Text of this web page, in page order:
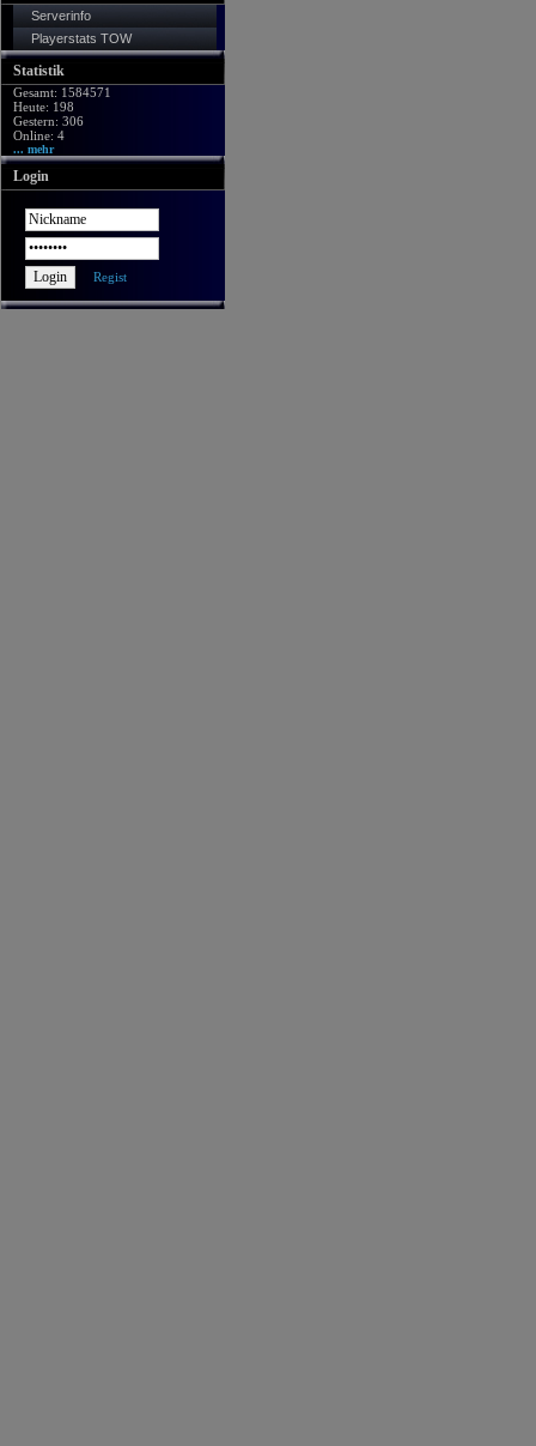
Serverinfo
Playerstats TOW
Statistik
Gesamt: 1584571
Heute: 198
Gestern: 306
Online: 4
... mehr
Login
Regist